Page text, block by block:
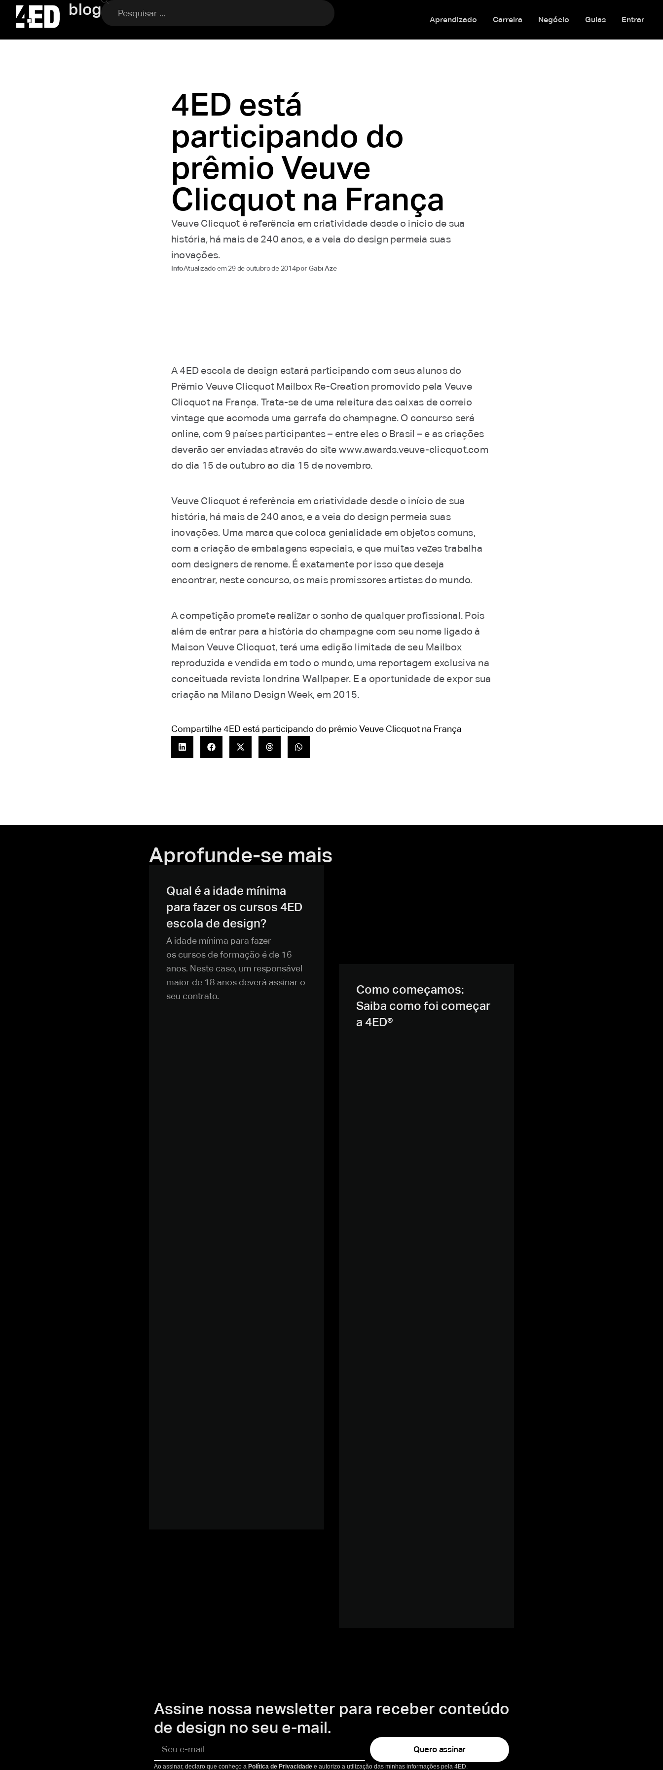
blog
Aprendizado Carreira Negócio Guias Entrar
4ED está
participando do
prêmio Veuve
Clicquot na França
Veuve Clicquot é referência em criatividade desde o início de sua
história, há mais de 240 anos, e a veia do design permeia suas
inovações.
InfoAtualizado em29 de outubro de 2014por Gabi Aze
A 4ED escola de design estará participando com seus alunos do
Prêmio Veuve Clicquot Mailbox Re-Creation promovido pela Veuve
Clicquot na França. Trata-se de uma releitura das caixas de correio
vintage que acomoda uma garrafa do champagne. O concurso será
online, com 9 países participantes – entre eles o Brasil – e as criações
deverão ser enviadas através do site www.awards.veuve-clicquot.com
do dia 15 de outubro ao dia 15 de novembro.
Veuve Clicquot é referência em criatividade desde o início de sua
história, há mais de 240 anos, e a veia do design permeia suas
inovações. Uma marca que coloca genialidade em objetos comuns,
com a criação de embalagens especiais, e que muitas vezes trabalha
com designers de renome. É exatamente por isso que deseja
encontrar, neste concurso, os mais promissores artistas do mundo.
A competição promete realizar o sonho de qualquer profissional. Pois
além de entrar para a história do champagne com seu nome ligado à
Maison Veuve Clicquot, terá uma edição limitada de seu Mailbox
reproduzida e vendida em todo o mundo, uma reportagem exclusiva na
conceituada revista londrina Wallpaper. E a oportunidade de expor sua
criação na Milano Design Week, em 2015.
Compartilhe 4ED está participando do prêmio Veuve Clicquot na França
Aprofunde-se mais
Qual é a idade mínima
para fazer os cursos 4ED
escola de design?
A idade mínima para fazer
os cursos de formação é de 16
anos. Neste caso, um responsável
maior de 18 anos deverá assinar o
seu contrato.
Como começamos:
Saiba como foi começar
a 4ED®
Assine nossa newsletter para receber conteúdo
de design no seu e-mail.
Quero assinar
Ao assinar, declaro que conheço a Política de Privacidade e autorizo a utilização das minhas informações pela 4ED.